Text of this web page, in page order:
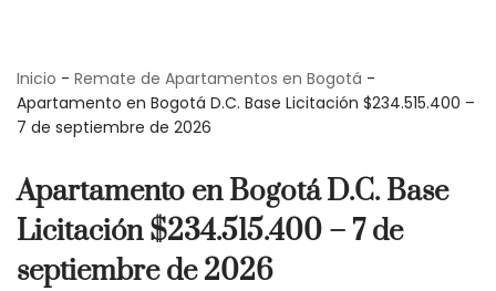
al
contenido
Inicio - Remate de Apartamentos en Bogotá -
Apartamento en Bogotá D.C. Base Licitación $234.515.400 –
7 de septiembre de 2026
Apartamento en Bogotá D.C. Base
Licitación $234.515.400 – 7 de
septiembre de 2026